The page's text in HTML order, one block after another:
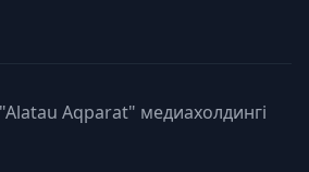
Aqparat" медиахолдингі